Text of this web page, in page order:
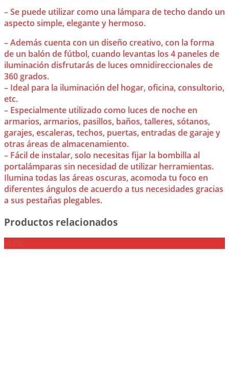
– Se puede utilizar como una lámpara de techo dando un
aspecto simple, elegante y hermoso.
– Además cuenta con un diseño creativo, con la forma
de un balón de fútbol, cuando levantas los 4 paneles de
iluminación disfrutarás de luces omnidireccionales de
360 grados.
– Ideal para la iluminación del hogar, oficina, consultorio,
etc.
– Especialmente utilizado como luces de noche en
armarios, armarios, pasillos, baños, talleres, sótanos,
garajes, escaleras, techos, puertas, entradas de garaje y
otras áreas de almacenamiento.
– Fácil de instalar, solo necesitas fijar la bombilla al
portalámparas sin necesidad de utilizar herramientas.
Ilumina todas las áreas oscuras, acomoda tu foco en
diferentes ángulos de acuerdo a tus necesidades gracias
a sus pestañas plegables.
Productos relacionados